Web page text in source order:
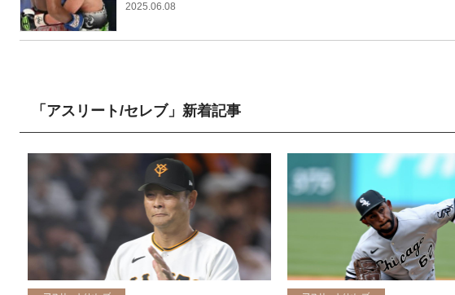
2025.06.08
「アスリート/セレブ」新着記事